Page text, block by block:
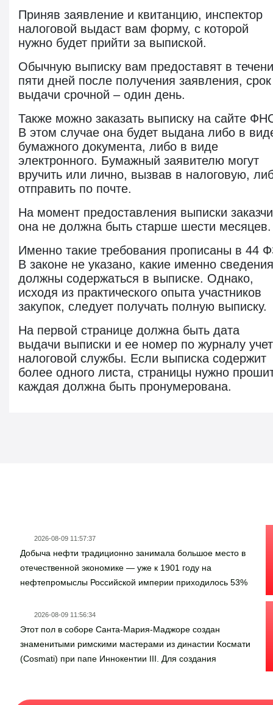
Приняв заявление и квитанцию, инспектор
налоговой выдаст вам форму, с которой
нужно будет прийти за выпиской.
Обычную выписку вам предоставят в
пяти дней после получения заявления, срок
выдачи срочной – один день.
Также можно заказать выписку на сайте
В этом случае она будет выдана либо в
бумажного документа, либо в виде
электронного. Бумажный заявителю могут
вручить или лично, вызвав в налоговую,
отправить по почте.
На момент предоставления выписки
она не должна быть старше шести месяцев.
Именно такие требования прописаны в 44
В законе не указано, какие именно сведения
должны содержаться в выписке. Однако,
исходя из практического опыта участников
закупок, следует получать полную выписку.
На первой странице должна быть дата
выдачи выписки и ее номер по журналу
налоговой службы. Если выписка содержит
более одного листа, страницы нужно
каждая должна быть пронумерована.
2026-08-09 11:57:37
Добыча нефти традиционно занимала большое место в
отечественной экономике — уже к 1901 году на
нефтепромыслы Российской империи приходилось 53%
запасы исчерпывались и к середине ХХ века учёные
заинтересовались древней девонской нефтью,
залегающей на глубинах порядка километра.Первый
фонтан девонской нефти забил летом 1944 года в
Вопрос о целесообразности добычи был решён
2026-08-09 11:56:34
Этот пол в соборе Санта-Мария-Маджоре создан
знаменитыми римскими мастерами из династии Космати
(Cosmati) при папе Иннокентии III. Для создания
переработку античных римских строительных